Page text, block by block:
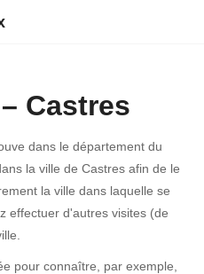
Castres
dans le département du
la ville de Castres afin de le
la ville dans laquelle se
effectuer d'autres visites (de
pour connaître, par exemple,